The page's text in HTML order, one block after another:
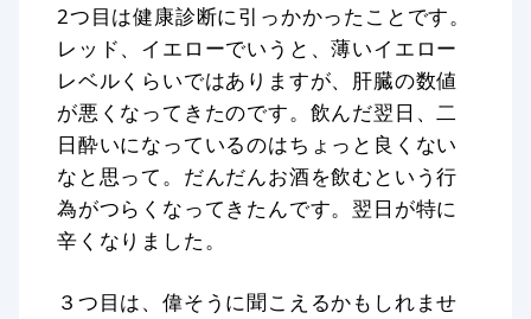
2つ目は健康診断に引っかかったことです。
レッド、イエローでいうと、薄いイエロー
レベルくらいではありますが、肝臓の数値
が悪くなってきたのです。飲んだ翌日、二
日酔いになっているのはちょっと良くない
なと思って。だんだんお酒を飲むという行
為がつらくなってきたんです。翌日が特に
辛くなりました。
３つ目は、偉そうに聞こえるかもしれませ